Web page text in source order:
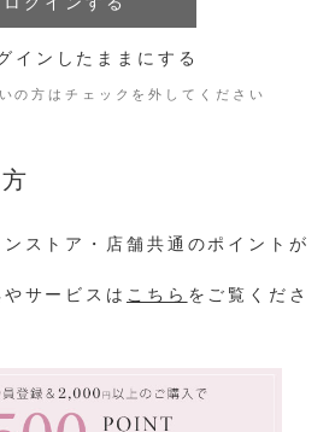
インしたままにする
の方はチェックを外してください
ストア・店舗共通のポイントが
サービスは こちら をご覧くださ